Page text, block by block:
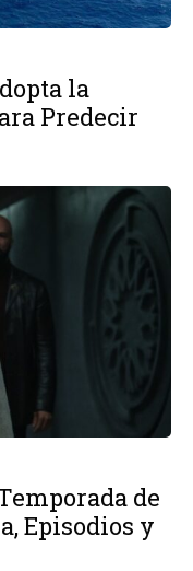
la
Predecir
de
Episodios y